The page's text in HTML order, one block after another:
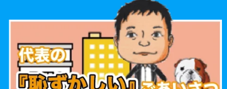
o
k
g
a
m
e
u
b
e